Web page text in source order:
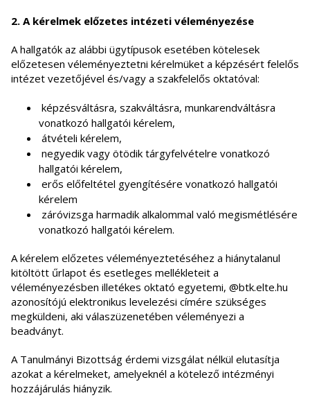
2. A kérelmek előzetes intézeti véleményezése
A hallgatók az alábbi ügytípusok esetében kötelesek
előzetesen véleményeztetni kérelmüket a képzésért felelős
intézet vezetőjével és/vagy a szakfelelős oktatóval:
képzésváltásra, szakváltásra, munkarendváltásra
vonatkozó hallgatói kérelem,
átvételi kérelem,
negyedik vagy ötödik tárgyfelvételre vonatkozó
hallgatói kérelem,
erős előfeltétel gyengítésére vonatkozó hallgatói
kérelem
záróvizsga harmadik alkalommal való megismétlésére
vonatkozó hallgatói kérelem.
A kérelem előzetes véleményeztetéséhez a hiánytalanul
kitöltött űrlapot és esetleges mellékleteit a
véleményezésben illetékes oktató egyetemi, @btk.elte.hu
azonosítójú elektronikus levelezési címére szükséges
megküldeni, aki válaszüzenetében véleményezi a
beadványt.
A Tanulmányi Bizottság érdemi vizsgálat nélkül elutasítja
azokat a kérelmeket, amelyeknél a kötelező intézményi
hozzájárulás hiányzik.